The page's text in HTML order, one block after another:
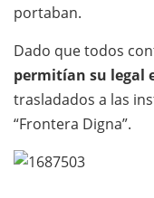
portaban.
Dado que todos
permitían su legal
trasladados a las
“Frontera Digna”.